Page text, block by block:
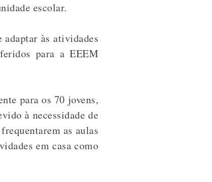
escolar.
às atividades
para a EEEM
para os 70 jovens,
à necessidade de
as aulas
em casa como